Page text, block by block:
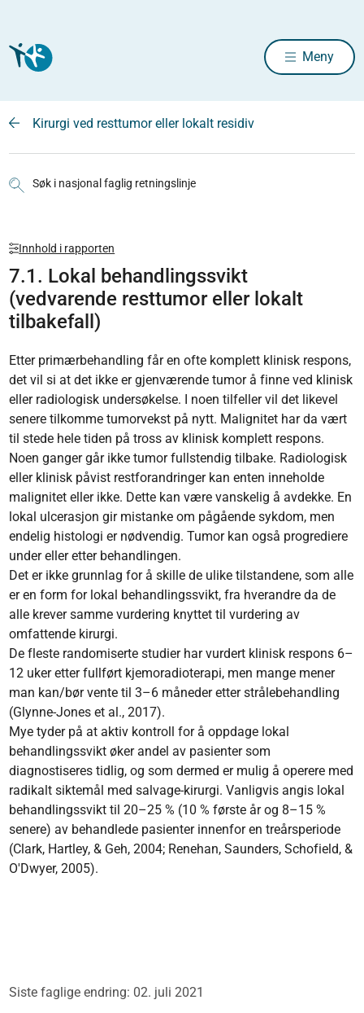
Meny
Kirurgi ved resttumor eller lokalt residiv
Søk i nasjonal faglig retningslinje
Innhold i rapporten
7.1. Lokal behandlingssvikt
(vedvarende resttumor eller lokalt
tilbakefall)
Etter primærbehandling får en ofte komplett klinisk respons,
det vil si at det ikke er gjenvæ­rende tumor å finne ved klinisk
eller radiologisk undersøkelse. I noen tilfeller vil det likevel
senere tilkomme tumorvekst på nytt. Malignitet har da vært
til stede hele tiden på tross av klinisk komplett respons.
Noen ganger går ikke tumor fullstendig tilbake. Radiologisk
eller klinisk påvist restforandringer kan enten inneholde
malignitet eller ikke. Dette kan være vanskelig å avdekke. En
lokal ulcerasjon gir mistanke om pågående sykdom, men
endelig histologi er nødvendig. Tumor kan også progrediere
under eller etter behandlingen.
Det er ikke grunnlag for å skille de ulike tilstandene, som alle
er en form for lokal behandlings­svikt, fra hverandre da de
alle krever samme vurdering knyttet til vurdering av
omfattende kirurgi.
De fleste randomiserte studier har vurdert klinisk respons 6–
12 uker etter fullført kjemoradio­terapi, men mange mener
man kan/bør vente til 3–6 måneder etter strålebehandling
(Glynne-Jones et al., 2017).
Mye tyder på at aktiv kontroll for å oppdage lokal
behandlingssvikt øker andel av pasienter som
diagnostiseres tidlig, og som dermed er mulig å operere med
radikalt siktemål med salvage-kirurgi. Vanligvis angis lokal
behandlingssvikt til 20–25 % (10 % første år og 8–15 %
senere) av behandlede pasienter innenfor en treårsperiode
(Clark, Hartley, & Geh, 2004; Renehan, Saunders, Schofield, &
O'Dwyer, 2005).
Siste faglige endring: 02. juli 2021